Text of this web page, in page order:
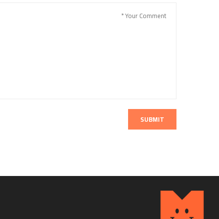
SUBMIT